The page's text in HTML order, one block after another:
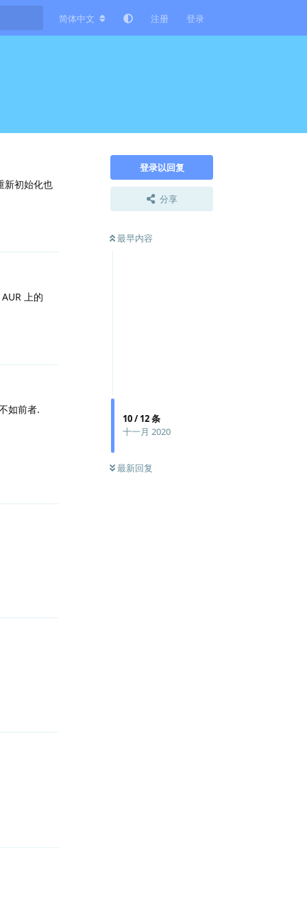
简体中文 注册 登录
登录以回复
分享
最早内容
10/12条
十一月 2020
最新回复
新初始化也
上的
如前者.